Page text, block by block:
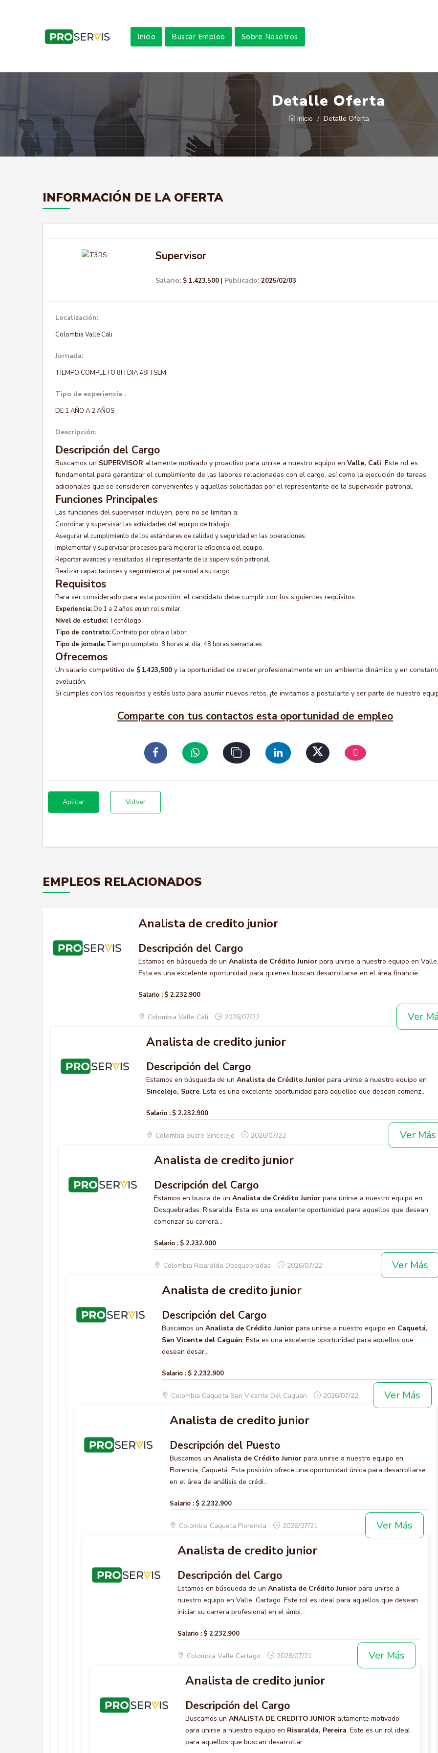
Inicio Buscar Empleo Sobre Nosotros
Detalle Oferta
Inicio Detalle Oferta
INFORMACIÓN DE LA OFERTA
Supervisor
Salario: $ 1.423.500 | Publicado: 2025/02/03
Localización:
Colombia Valle Cali
Jornada:
TIEMPO COMPLETO 8H DIA 48H SEM
Tipo de experiencia :
DE 1 AÑO A 2 AÑOS
Descripción:
Descripción del Cargo
Buscamos un SUPERVISOR altamente motivado y proactivo para unirse a nuestro equipo en Valle, Cali. Este rol es
fundamental para garantizar el cumplimiento de las labores relacionadas con el cargo, así como la ejecución de tareas
adicionales que se consideren convenientes y aquellas solicitadas por el representante de la supervisión patronal.
Funciones Principales
Las funciones del supervisor incluyen, pero no se limitan a:
Coordinar y supervisar las actividades del equipo de trabajo.
Asegurar el cumplimiento de los estándares de calidad y seguridad en las operaciones.
Implementar y supervisar procesos para mejorar la eficiencia del equipo.
Reportar avances y resultados al representante de la supervisión patronal.
Realizar capacitaciones y seguimiento al personal a su cargo.
Requisitos
Para ser considerado para esta posición, el candidato debe cumplir con los siguientes requisitos:
Experiencia:De 1 a 2 años en un rol similar.
Nivel de estudio: Tecnólogo.
Tipo de contrato: Contrato por obra o labor.
Tipo de jornada: Tiempo completo, 8 horas al día, 48 horas semanales.
Ofrecemos
Un salario competitivo de $1,423,500 y la oportunidad de crecer profesionalmente en un ambiente dinámico y en
evolución.
Si cumples con los requisitos y estás listo para asumir nuevos retos, ¡te invitamos a postularte y ser parte de nuestro
Comparte con tus contactos esta oportunidad de empleo
Aplicar Volver
EMPLEOS RELACIONADOS
Analista de credito junior
Descripción del Cargo
Estamos en búsqueda de un Analista de Crédito Junior para unirse a nuestro equipo en
Esta es una excelente oportunidad para quienes buscan desarrollarse en el área financie...
Salario : $ 2.232.900
Colombia Valle Cali 2026/07/22 Ver
Analista de credito junior
Descripción del Cargo
Estamos en búsqueda de un Analista de Crédito Junior para unirse a nuestro equipo en
Sincelejo, Sucre. Esta es una excelente oportunidad para aquellos que desean comenz...
Salario : $ 2.232.900
Colombia Sucre Sincelejo 2026/07/22 Ver Más
Analista de credito junior
Descripción del Cargo
Estamos en busca de un Analista de Crédito Junior para unirse a nuestro equipo en
Dosquebradas, Risaralda. Esta es una excelente oportunidad para aquellos que desean
comenzar su carrera...
Salario : $ 2.232.900
Colombia Risaralda Dosquebradas 2026/07/22 Ver Más
Analista de credito junior
Descripción del Cargo
Buscamos un Analista de Crédito Junior para unirse a nuestro equipo en Caquetá,
San Vicente del Caguán. Esta es una excelente oportunidad para aquellos que
desean desar...
Salario : $ 2.232.900
Colombia Caqueta San Vicente Del Caguan 2026/07/22 Ver Más
Analista de credito junior
Descripción del Puesto
Buscamos un Analista de Crédito Junior para unirse a nuestro equipo en
Florencia, Caquetá. Esta posición ofrece una oportunidad única para desarrollarse
en el área de análisis de crédi...
Salario : $ 2.232.900
Colombia Caqueta Florencia 2026/07/21 Ver Más
Analista de credito junior
Descripción del Cargo
Estamos en búsqueda de un Analista de Crédito Junior para unirse a
nuestro equipo en Valle, Cartago. Este rol es ideal para aquellos que desean
iniciar su carrera profesional en el ámbi...
Salario : $ 2.232.900
Colombia Valle Cartago 2026/07/21 Ver Más
Analista de credito junior
Descripción del Cargo
Buscamos un ANALISTA DE CREDITO JUNIOR altamente motivado
para unirse a nuestro equipo en Risaralda, Pereira. Este es un rol ideal
para aquellos que buscan desarrollar...